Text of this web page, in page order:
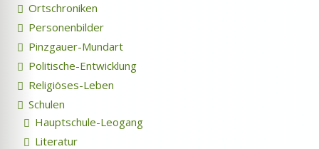
Ortschroniken
Personenbilder
Pinzgauer-Mundart
Politische-Entwicklung
Religiöses-Leben
Schulen
Hauptschule-Leogang
Literatur